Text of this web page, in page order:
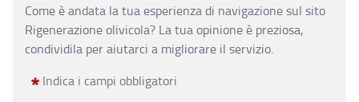
Come è andata la tua esperienza di navigazione sul sito
Rigenerazione olivicola? La tua opinione è preziosa,
condividila per aiutarci a migliorare il servizio.
Indica i campi obbligatori